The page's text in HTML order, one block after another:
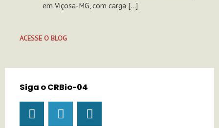
em Viçosa-MG, com carga […]
ACESSE O BLOG
Siga o CRBio-04
I
n
Y
o
T
i